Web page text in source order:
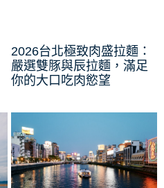
2026台北極致肉盛拉麵：
嚴選雙豚與辰拉麵，滿足
你的大口吃肉慾望